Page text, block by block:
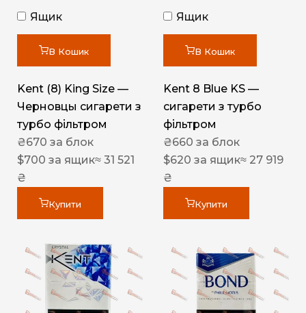
Ящик
В Кошик
Kent (8) King Size —
Черновцы сигарети з
турбо фільтром
₴670 за блок
$700 за ящик≈ 31 521
₴
Купити
Ящик
В Кошик
Kent 8 Blue KS —
сигарети з турбо
фільтром
₴660 за блок
$620 за ящик≈ 27 919
₴
Купити